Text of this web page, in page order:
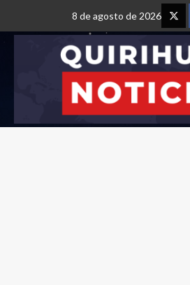
8 de agosto de 2026